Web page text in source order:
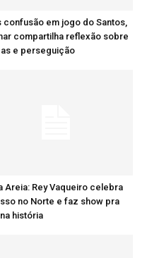
confusão em jogo do Santos,
compartilha reflexão sobre
e perseguição
Areia: Rey Vaqueiro celebra
no Norte e faz show pra
história